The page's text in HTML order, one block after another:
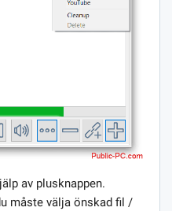
av plusknappen.
måste välja önskad fil /